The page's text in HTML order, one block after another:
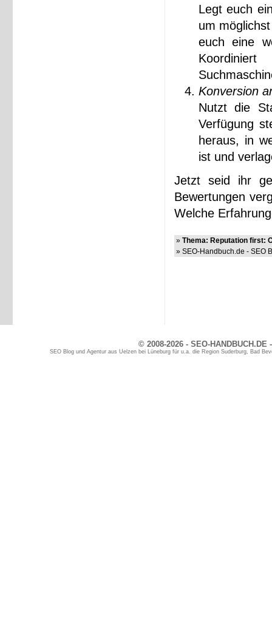
Legt euch
um
euch eine
Konversion
Nutzt die
Verfügung
heraus, in
ist und
Jetzt seid ihr
Bewertungen
Welche
» Thema: Reputation first:
» SEO-Handbuch.de - SEO
© 2008-2026 - SEO-
SEO Blog und Agentur aus Uelzen bei Lüneburg für u.a. die Region Suderburg, Bad